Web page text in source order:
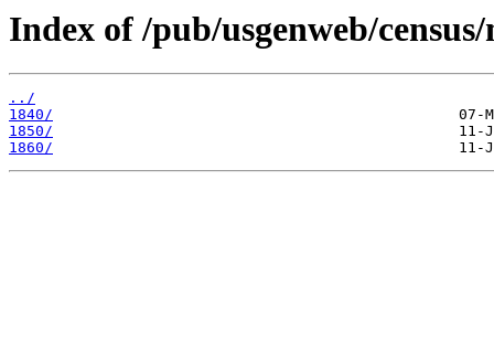
Index of /pub/usgenweb/
../
1840/
1850/
1860/